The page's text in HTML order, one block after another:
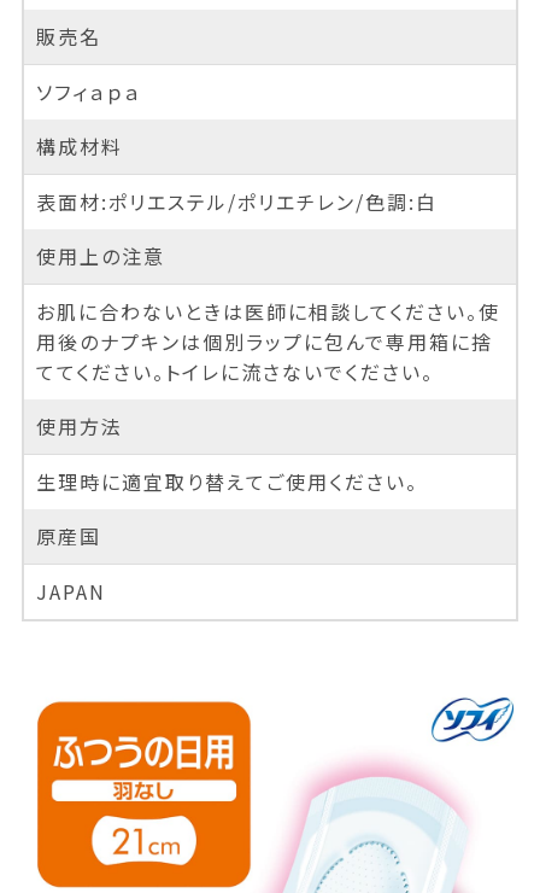
販売名
ソフィａｐａ
構成材料
表面材:ポリエステル/ポリエチレン/色調:白
使用上の注意
お肌に合わないときは医師に相談してください。使
用後のナプキンは個別ラップに包んで専用箱に捨
ててください。トイレに流さないでください。
使用方法
生理時に適宜取り替えてご使用ください。
原産国
JAPAN